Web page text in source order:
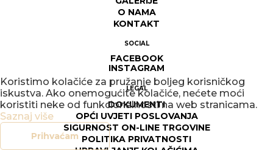
O NAMA
KONTAKT
SOCIAL
FACEBOOK
INSTAGRAM
LEGAL
DOKUMENTI
OPĆI UVJETI POSLOVANJA
SIGURNOST ON-LINE TRGOVINE
POLITIKA PRIVATNOSTI
Koristimo kolačiće za pružanje boljeg korisničkog
iskustva. Ako onemogućite kolačiće, nećete moći
koristiti neke od funkcionalnosti na web stranicama.
Saznaj više
Prihvaćam